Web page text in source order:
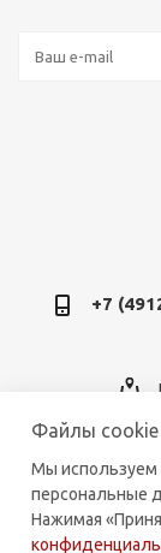
+7
2026 ©
Файлы cookie
Мы используем
персональные
Нажимая